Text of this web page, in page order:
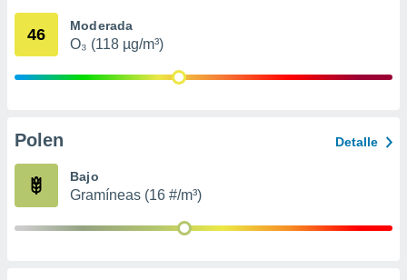
mediante
publicidad
de
46 Moderada
O₃ (118 µg/m³)
Polen Detalle
Bajo
Gramíneas (16 #/m³)